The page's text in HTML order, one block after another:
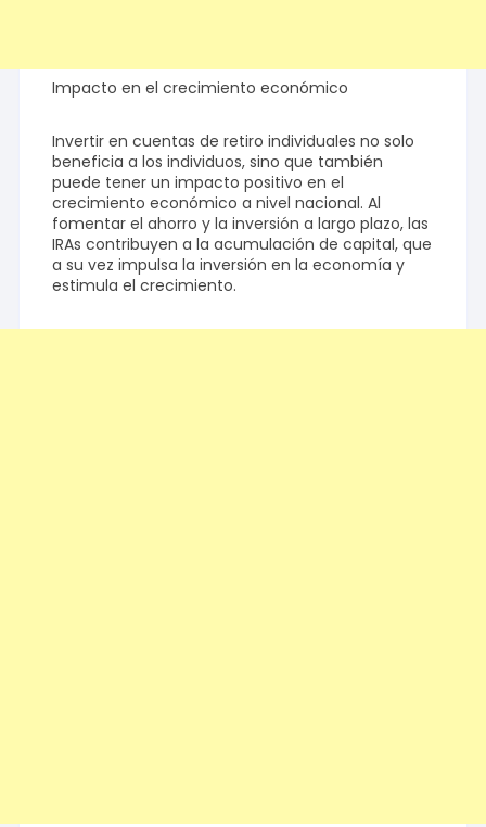
Impacto en el crecimiento económico
Invertir en cuentas de retiro individuales no solo
beneficia a los individuos, sino que también
puede tener un impacto positivo en el
crecimiento económico a nivel nacional. Al
fomentar el ahorro y la inversión a largo plazo, las
IRAs contribuyen a la acumulación de capital, que
a su vez impulsa la inversión en la economía y
estimula el crecimiento.